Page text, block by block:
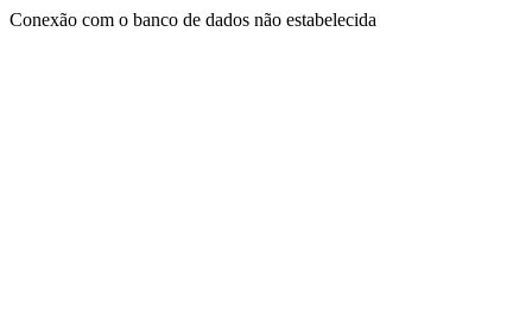
Conexão com o banco de dados não estabelecida